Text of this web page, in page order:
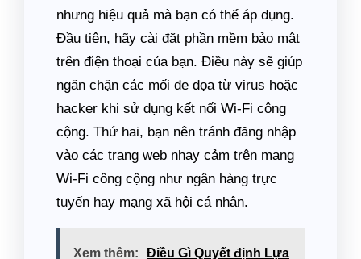
nhưng hiệu quả mà bạn có thể áp dụng.
Đầu tiên, hãy cài đặt phần mềm bảo mật
trên điện thoại của bạn. Điều này sẽ giúp
ngăn chặn các mối đe dọa từ virus hoặc
hacker khi sử dụng kết nối Wi-Fi công
cộng. Thứ hai, bạn nên tránh đăng nhập
vào các trang web nhạy cảm trên mạng
Wi-Fi công cộng như ngân hàng trực
tuyến hay mạng xã hội cá nhân.
Xem thêm:
Điều Gì Quyết định Lựa